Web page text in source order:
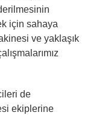
için sahaya
ve yaklaşık
de
ekiplerine